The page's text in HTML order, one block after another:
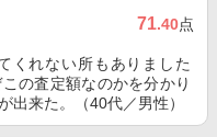
71.40点
くれない所もありました
の査定額なのかを分かり
出来た。（40代／男性）